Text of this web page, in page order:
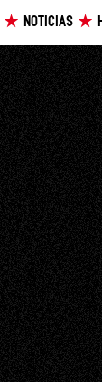
NOTICIAS